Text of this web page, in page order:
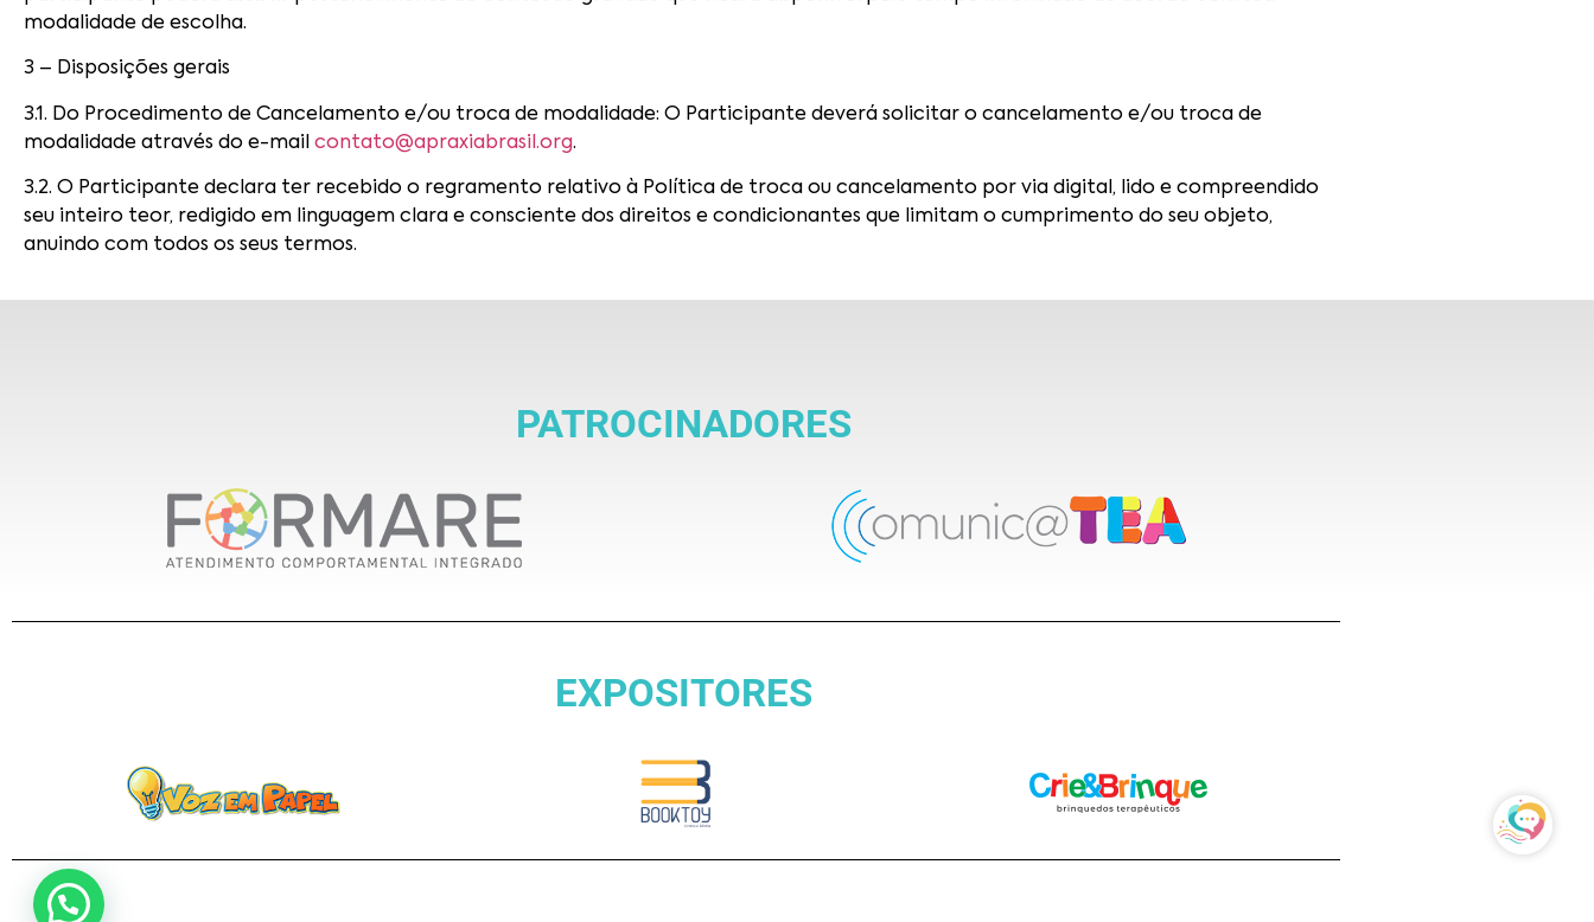
modalidade de escolha.
3 – Disposições gerais
3.1. Do Procedimento de Cancelamento e/ou troca de modalidade: O Participante deverá solicitar o cancelamento e/ou troca de
modalidade através do e-mailcontato@apraxiabrasil.org.
3.2. O Participante declara ter recebido o regramento relativo à Política de troca ou cancelamento por via digital, lido e compreendido
seu inteiro teor, redigido em linguagem clara e consciente dos direitos e condicionantes que limitam o cumprimento do seu objeto,
anuindo com todos os seus termos.
PATROCINADORES
EXPOSITORES